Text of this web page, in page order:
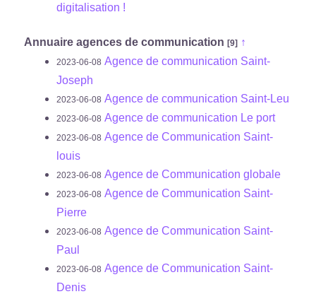
digitalisation !
Annuaire agences de communication [9] ↑
2023-06-08 Agence de communication Saint-
Joseph
2023-06-08 Agence de communication Saint-Leu
2023-06-08 Agence de communication Le port
2023-06-08 Agence de Communication Saint-
louis
2023-06-08 Agence de Communication globale
2023-06-08 Agence de Communication Saint-
Pierre
2023-06-08 Agence de Communication Saint-
Paul
2023-06-08 Agence de Communication Saint-
Denis